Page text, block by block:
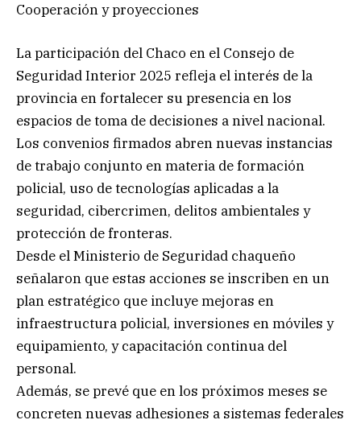
Cooperación y proyecciones
La participación del Chaco en el Consejo de
Seguridad Interior 2025 refleja el interés de la
provincia en fortalecer su presencia en los
espacios de toma de decisiones a nivel nacional.
Los convenios firmados abren nuevas instancias
de trabajo conjunto en materia de formación
policial, uso de tecnologías aplicadas a la
seguridad, cibercrimen, delitos ambientales y
protección de fronteras.
Desde el Ministerio de Seguridad chaqueño
señalaron que estas acciones se inscriben en un
plan estratégico que incluye mejoras en
infraestructura policial, inversiones en móviles y
equipamiento, y capacitación continua del
personal.
Además, se prevé que en los próximos meses se
concreten nuevas adhesiones a sistemas federales